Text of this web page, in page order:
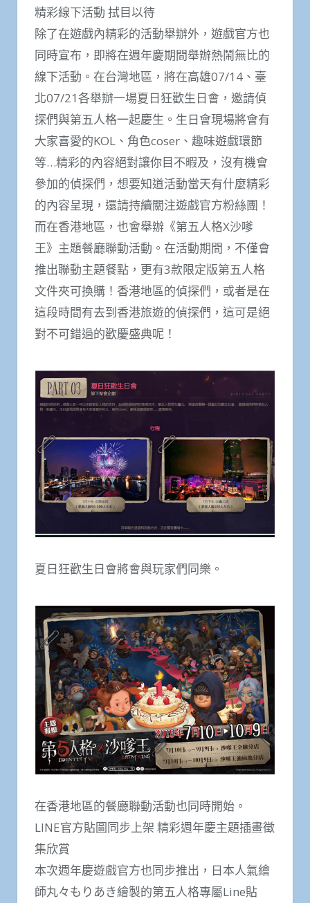
精彩線下活動 拭目以待
除了在遊戲內精彩的活動舉辦外，遊戲官方也
同時宣布，即將在週年慶期間舉辦熱鬧無比的
線下活動。在台灣地區，將在高雄07/14、臺
北07/21各舉辦一場夏日狂歡生日會，邀請偵
探們與第五人格一起慶生。生日會現場將會有
大家喜愛的KOL、角色coser、趣味遊戲環節
等…精彩的內容絕對讓你目不暇及，沒有機會
參加的偵探們，想要知道活動當天有什麼精彩
的內容呈現，還請持續關注遊戲官方粉絲團！
而在香港地區，也會舉辦《第五人格X沙嗲
王》主題餐廳聯動活動。在活動期間，不僅會
推出聯動主題餐點，更有3款限定版第五人格
文件夾可換購！香港地區的偵探們，或者是在
這段時間有去到香港旅遊的偵探們，這可是絕
對不可錯過的歡慶盛典呢！
夏日狂歡生日會將會與玩家們同樂。
在香港地區的餐廳聯動活動也同時開始。
LINE官方貼圖同步上架 精彩週年慶主題插畫徵
集欣賞
本次週年慶遊戲官方也同步推出，日本人氣繪
師丸々もりあき繪製的第五人格專屬Line貼